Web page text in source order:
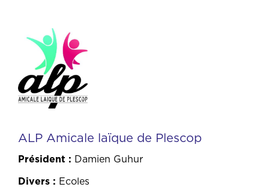
ALP Amicale laïque de Plescop
Président
Damien Guhur
Divers
Ecoles